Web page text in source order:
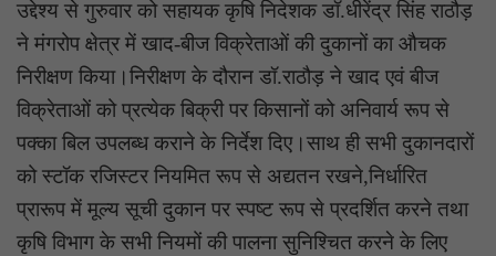
उद्देश्य से गुरुवार को सहायक कृषि निदेशक डॉ.धीरेंद्र सिंह राठौड़
ने मंगरोप क्षेत्र में खाद-बीज विक्रेताओं की दुकानों का औचक
निरीक्षण किया।निरीक्षण के दौरान डॉ.राठौड़ ने खाद एवं बीज
विक्रेताओं को प्रत्येक बिक्री पर किसानों को अनिवार्य रूप से
पक्का बिल उपलब्ध कराने के निर्देश दिए।साथ ही सभी दुकानदारों
को स्टॉक रजिस्टर नियमित रूप से अद्यतन रखने,निर्धारित
प्रारूप में मूल्य सूची दुकान पर स्पष्ट रूप से प्रदर्शित करने तथा
कृषि विभाग के सभी नियमों की पालना सुनिश्चित करने के लिए